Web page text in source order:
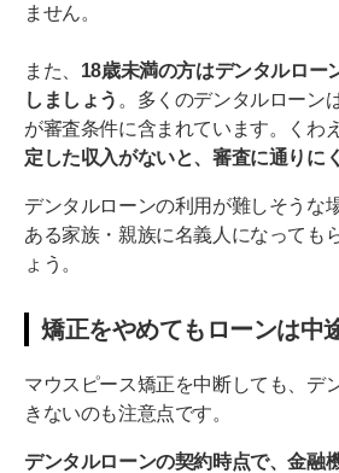
ません。
また、 18歳未満の方はデンタルロー
しましょう 。多くのデンタルローン
が審査条件に含まれています。くわえ
定した収入がないと、審査に通りに
デンタルローンの利用が難しそうな
ある家族・親族に名義人になっても
ょう。
矯正をやめてもローンは中
マウスピース矯正を中断しても、デ
きないのも注意点です。
デンタルローンの契約時点で、金融